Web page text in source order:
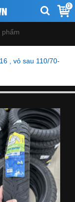
0
phẩm
, vỏ sau 110/70-